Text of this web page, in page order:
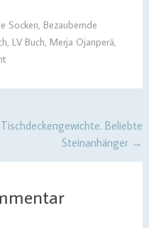
Socken, Bezaubernde
, LV Buch, Merja Ojanperä,
Tischdeckengewichte. Beliebte
Steinanhänger →